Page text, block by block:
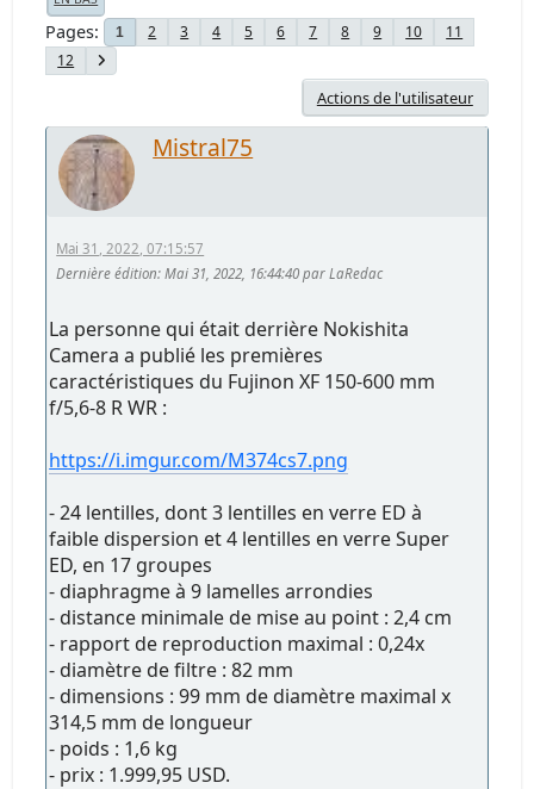
Pages 1 2 3 4 5 6 7 8 9 10
11
12
Actions de l'utilisateur
Mistral75
Mai 31, 2022, 07:15:57
Dernière édition: Mai 31, 2022, 16:44:40 par LaRedac
La personne qui était derrière Nokishita
Camera a publié les premières
caractéristiques du Fujinon XF 150-600 mm
f/5,6-8 R WR :
https://i.imgur.com/M374cs7.png
- 24 lentilles, dont 3 lentilles en verre ED à
faible dispersion et 4 lentilles en verre Super
ED, en 17 groupes
- diaphragme à 9 lamelles arrondies
- distance minimale de mise au point : 2,4 cm
- rapport de reproduction maximal : 0,24x
- diamètre de filtre : 82 mm
- dimensions : 99 mm de diamètre maximal x
314,5 mm de longueur
- poids : 1,6 kg
- prix : 1.999,95 USD.